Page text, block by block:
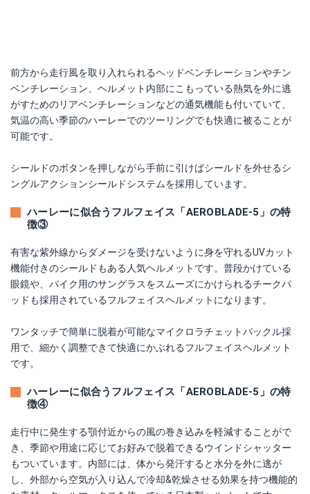
前方から走行風を取り入れられるヘッドベンチレーションやチン
ベンチレーション、ヘルメット内部にこもっている熱気を外に逃
がすためのリアベンチレーションなどの通気機能も付いていて、
気温の高い季節のハーレーでのツーリングでも快適に被ることが
可能です。
シールドのボタンを押しながら手前に引けばシールドを外せるシ
ングルアクションシールドシステムを採用しています。
ハーレーに似合うフルフェイス「AEROBLADE-5」の特
徴③
有害な紫外線からダメージを受けないように身を守れるUVカット
機能付きのシールドもある人気ヘルメットです。普段かけている
眼鏡や、バイク用のサングラスをスムーズにかけられるチークパ
ッドも採用されているフルフェイスヘルメットになります。
ワンタッチで簡単に脱着が可能なマイクロラチェットバックル採
用で、細かく調整できて快適にかぶれるフルフェイスヘルメット
です。
ハーレーに似合うフルフェイス「AEROBLADE-5」の特
徴④
走行中に発生する顎付近からの風の巻き込みを軽減することがで
き、季節や用途に応じてお好みで脱着できるウインドシャッター
もついています。内部には、体から発汗すると水分を外に逃が
し、外部から空気が入り込んで冷却&乾燥させる効果を持つ機能的